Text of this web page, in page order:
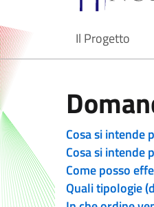
Il Progetto
current
Cosa si intende
Cosa si intende
Come posso
Quali tipologie